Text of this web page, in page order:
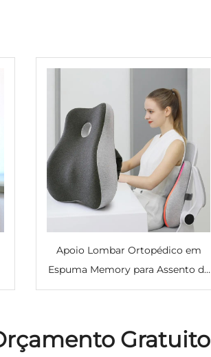
Apoio Lombar Ortopédico em
Espuma Memory para Assento de
Carro, Casa e Escritório -
Gratuito